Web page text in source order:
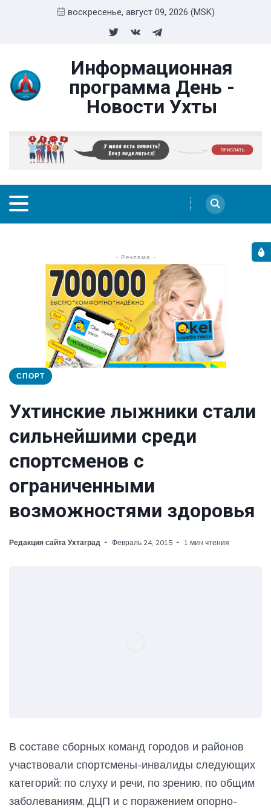
воскресенье, август 09, 2026 (MSK)
Информационная
программа День -
Новости Ухты
- Реклама -
СПОРТ
Ухтинские лыжники стали
сильнейшими среди
спортсменов с
ограниченными
возможностями здоровья
Редакция сайта Ухтаград Февраль 24, 2015 1 мин чтения
В составе сборных команд городов и районов
участвовали спортсмены-инвалиды следующих
категорий: по слуху и речи, по зрению, по общим
заболеваниям, ДЦП и с поражением опорно-